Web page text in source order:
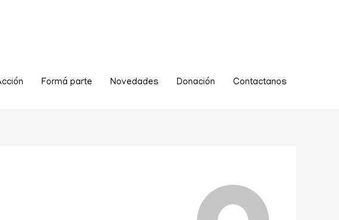
Formá parte Novedades Donación Contactanos